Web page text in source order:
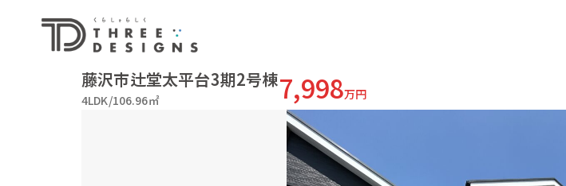
藤沢市辻堂太平台3期2号棟
4LDK/106.96㎡ 7,998万円